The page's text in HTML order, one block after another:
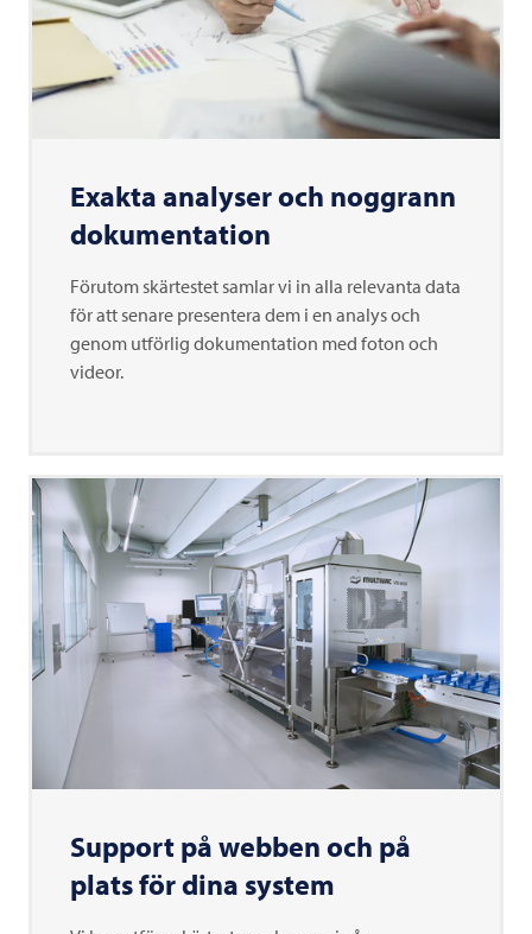
Exakta analyser och noggrann
dokumentation
Förutom skärtestet samlar vi in alla relevanta data
för att senare presentera dem i en analys och
genom utförlig dokumentation med foton och
videor.
Support på webben och på
plats för dina system